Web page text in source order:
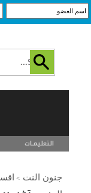
التعليمـــات
جنون النت >